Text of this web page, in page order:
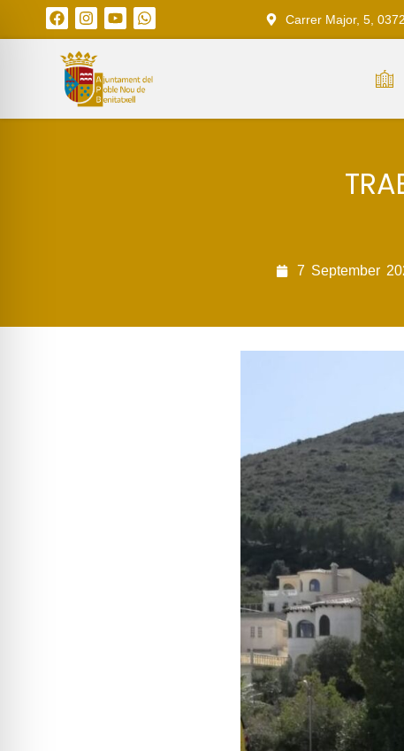
Carrer Major, 5,
7 September